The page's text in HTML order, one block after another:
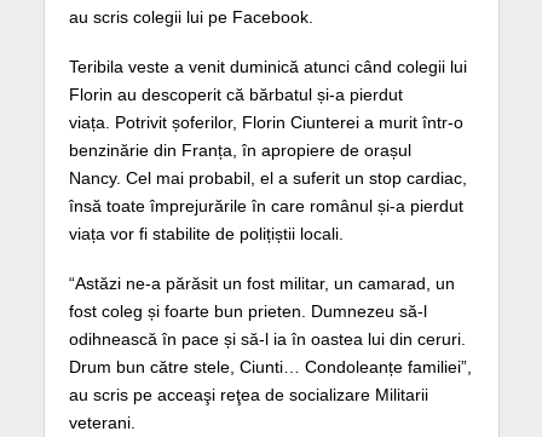
au scris colegii lui pe Facebook.
Teribila veste a venit duminică atunci când colegii lui
Florin au descoperit că bărbatul și-a pierdut
viața. Potrivit șoferilor, Florin Ciunterei a murit într-o
benzinărie din Franța, în apropiere de orașul
Nancy. Cel mai probabil, el a suferit un stop cardiac,
însă toate împrejurările în care românul și-a pierdut
viața vor fi stabilite de polițiștii locali.
“Astăzi ne-a părăsit un fost militar, un camarad, un
fost coleg și foarte bun prieten. Dumnezeu să-l
odihnească în pace și să-l ia în oastea lui din ceruri.
Drum bun către stele, Ciunti… Condoleanțe familiei”,
au scris pe acceaşi reţea de socializare Militarii
veterani.